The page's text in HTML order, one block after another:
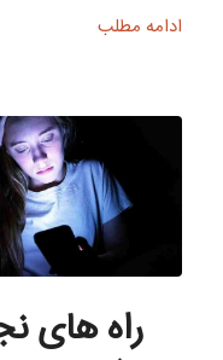
ادامه مطلب
راه های